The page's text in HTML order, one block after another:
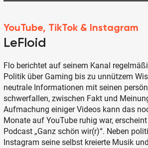
YouTube, TikTok & Instagram
LeFloid
Flo berichtet auf seinem Kanal
Politik über Gaming bis zu unnützem
neutrale Informationen mit seinen
schwerfallen, zwischen Fakt und
Aufmachung einiger Videos kann das
Monate auf YouTube ruhig war,
Podcast „Ganz schön wir(r)“. Neben
Instagram seine selbst kreierte Musik